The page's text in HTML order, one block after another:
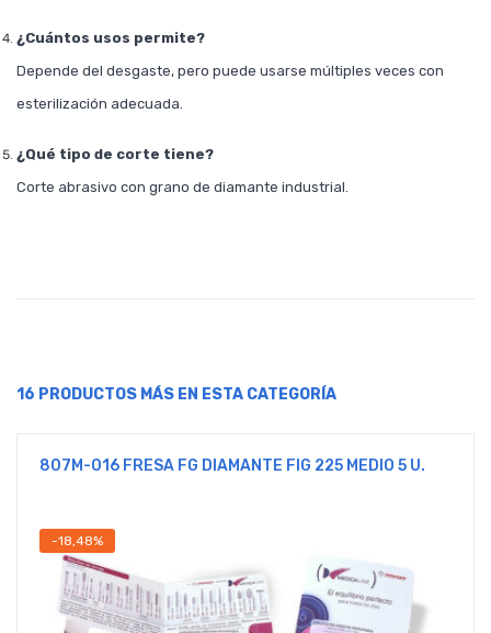
¿Cuántos usos permite?
Depende del desgaste, pero puede usarse múltiples veces con
esterilización adecuada.
¿Qué tipo de corte tiene?
Corte abrasivo con grano de diamante industrial.
16 PRODUCTOS MÁS EN ESTA CATEGORÍA
807M-016 FRESA FG DIAMANTE FIG 225 MEDIO 5 U.
-18,48%